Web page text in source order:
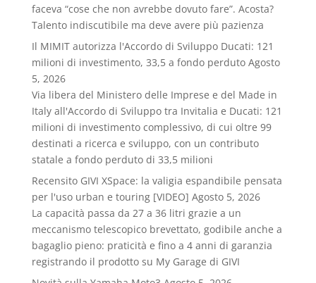
faceva “cose che non avrebbe dovuto fare”. Acosta?
Talento indiscutibile ma deve avere più pazienza
Il MIMIT autorizza l'Accordo di Sviluppo Ducati: 121
milioni di investimento, 33,5 a fondo perduto Agosto
5, 2026
Via libera del Ministero delle Imprese e del Made in
Italy all'Accordo di Sviluppo tra Invitalia e Ducati: 121
milioni di investimento complessivo, di cui oltre 99
destinati a ricerca e sviluppo, con un contributo
statale a fondo perduto di 33,5 milioni
Recensito GIVI XSpace: la valigia espandibile pensata
per l'uso urban e touring [VIDEO] Agosto 5, 2026
La capacità passa da 27 a 36 litri grazie a un
meccanismo telescopico brevettato, godibile anche a
bagaglio pieno: praticità e fino a 4 anni di garanzia
registrando il prodotto su My Garage di GIVI